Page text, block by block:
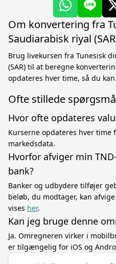
Om konvertering fra
Saudiarabisk riyal
Brug livekursen fra Tunesisk
(SAR) til at beregne
opdateres hver time, så du
Ofte stillede
Hvor ofte opdateres
Kurserne opdateres hver time
markedsdata.
Hvorfor afviger min
bank?
Banker og udbydere tilføjer
beløb, du modtager, kan
vises her.
Kan jeg bruge denne
Ja. Omregneren virker i
er tilgængelig for iOS og